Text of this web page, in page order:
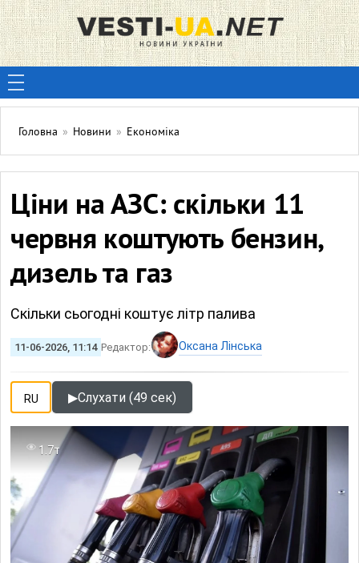
Головна » Новини » Економіка
Ціни на АЗС: скільки 11
червня коштують бензин,
дизель та газ
Скільки сьогодні коштує літр палива
11-06-2026, 11:14 Редактор: Оксана Лінська
RU ▶Слухати (49 сек)
1.7т